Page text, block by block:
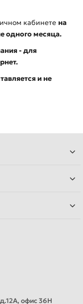
кабинете на
одного месяца.
- для
и не
офис 36Н